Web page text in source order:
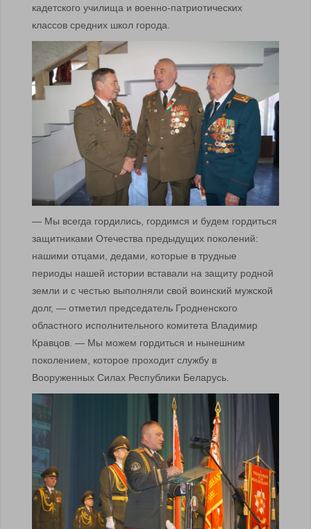
кадетского училища и военно-патриотических
классов средних школ города.
— Мы всегда гордились, гордимся и будем гордиться
защитниками Отечества предыдущих поколений:
нашими отцами, дедами, которые в трудные
периоды нашей истории вставали на защиту родной
земли и с честью выполняли свой воинский мужской
долг, — отметил председатель Гродненского
областного исполнительного комитета Владимир
Кравцов. — Мы можем гордиться и нынешним
поколением, которое проходит службу в
Вооруженных Силах Республики Беларусь.